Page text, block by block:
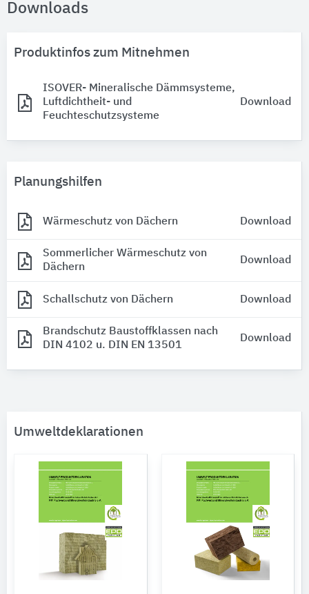
Downloads
Produktinfos zum Mitnehmen
ISOVER- Mineralische Dämmsysteme,
Luftdichtheit- und
Feuchteschutzsysteme
Download
Planungshilfen
Wärmeschutz von Dächern Download
Sommerlicher Wärmeschutz von
Dächern
Download
Schallschutz von Dächern Download
Brandschutz Baustoffklassen nach
DIN 4102 u. DIN EN 13501
Download
Umweltdeklarationen